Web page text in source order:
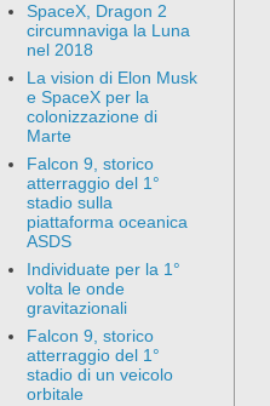
SpaceX, Dragon 2
circumnaviga la Luna
nel 2018
La vision di Elon Musk
e SpaceX per la
colonizzazione di
Marte
Falcon 9, storico
atterraggio del 1°
stadio sulla
piattaforma oceanica
ASDS
Individuate per la 1°
volta le onde
gravitazionali
Falcon 9, storico
atterraggio del 1°
stadio di un veicolo
orbitale